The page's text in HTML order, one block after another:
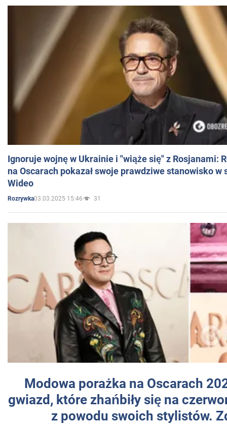
Ignoruje wojnę w Ukrainie i "wiąże się" z Rosjanami:
na Oscarach pokazał swoje prawdziwe stanowisko w
Wideo
Rozrywka03.03.2025 15:46 31
Modowa porażka na Oscarach
gwiazd, które zhańbiły się na
z powodu swoich stylistów.